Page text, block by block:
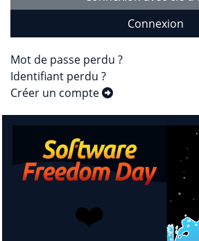
Connexion
Mot de passe perdu ?
Identifiant perdu ?
Créer un compte